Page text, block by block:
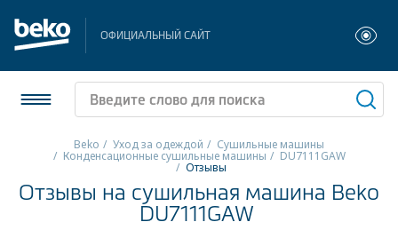
ОФИЦИАЛЬНЫЙ САЙТ
Стиральные и сушильные машины
Beko Уход за одеждой Сушильные машины
Конденсационные сушильные машины DU7111GAW
Отзывы
Отзывы на сушильная машина Beko
DU7111GAW